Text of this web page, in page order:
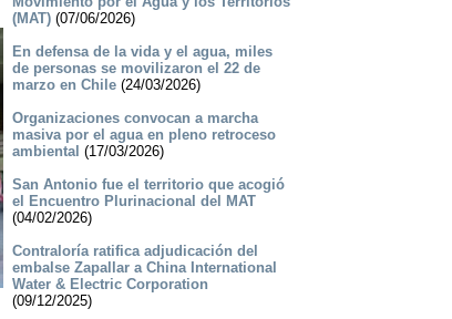
(MAT)(07/06/2026)
En defensa de la vida y el agua, miles
de personas se movilizaron el 22 de
marzo en Chile(24/03/2026)
Organizaciones convocan a marcha
masiva por el agua en pleno retroceso
ambiental (17/03/2026)
San Antonio fue el territorio que acogió
el Encuentro Plurinacional del MAT
(04/02/2026)
Contraloría ratifica adjudicación del
embalse Zapallar a China International
Water & Electric Corporation
(09/12/2025)